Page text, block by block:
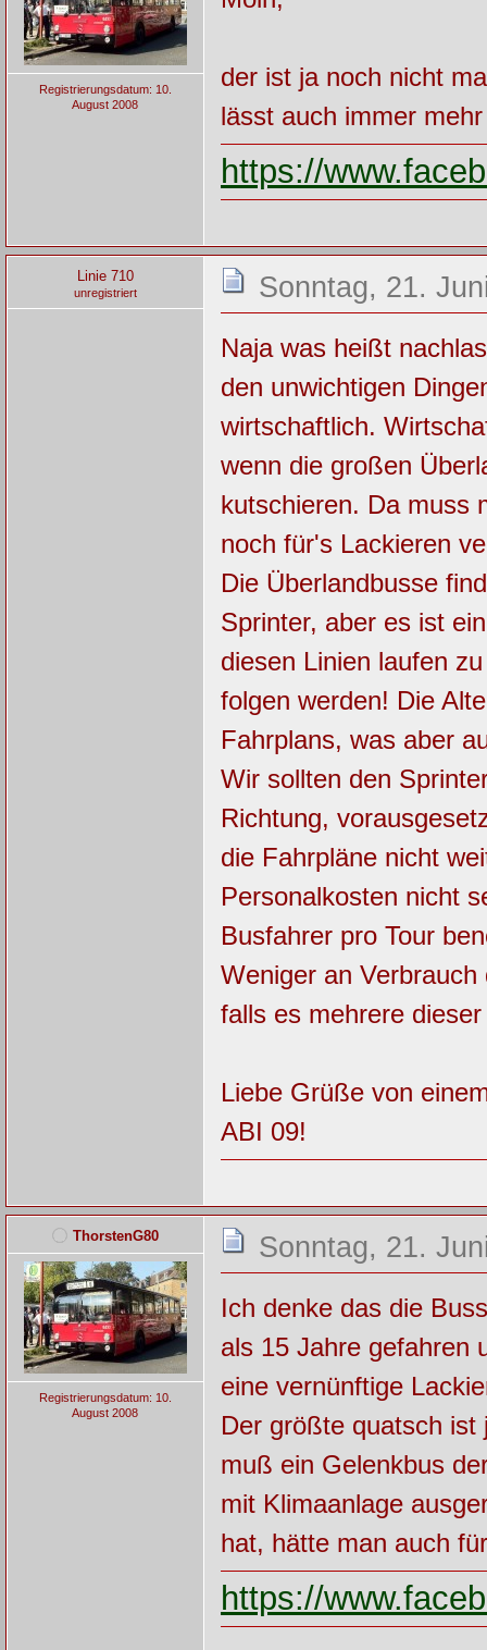
Registrierungsdatum: 10.
August 2008
der ist ja noch nicht
lässt auch immer
https://
Linie 710
unregistriert Sonntag, 21.
Naja was heißt
den unwichtigen
wirtschaftlich.
wenn die großen
kutschieren. Da muss
noch für's Lackieren
Die Überlandbusse
Sprinter, aber es ist
diesen Linien laufen
folgen werden! Die
Fahrplans, was aber
Wir sollten den
Richtung,
die Fahrpläne nicht
Personalkosten nicht
Busfahrer pro Tour
Weniger an
falls es mehrere
Liebe Grüße von
ABI 09!
ThorstenG80
Registrierungsdatum: 10.
August 2008
Sonntag, 21.
Ich denke das die
als 15 Jahre gefahren
eine vernünftige
Der größte quatsch ist
muß ein Gelenkbus
mit Klimaanlage
hat, hätte man auch
https://